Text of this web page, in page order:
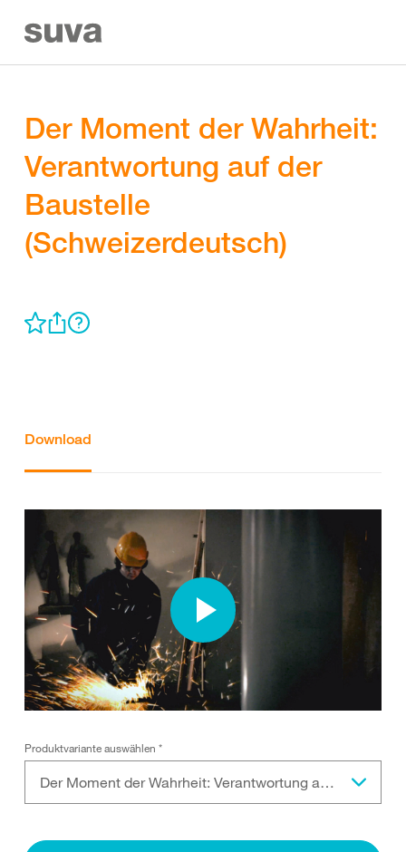
Der Moment der Wahrheit:
Verantwortung auf der
Baustelle
(Schweizerdeutsch)
Download
Produktvariante auswählen *
Der Moment der Wahrheit: Verantwortung auf der Baustelle (Schweizerdeutsch)